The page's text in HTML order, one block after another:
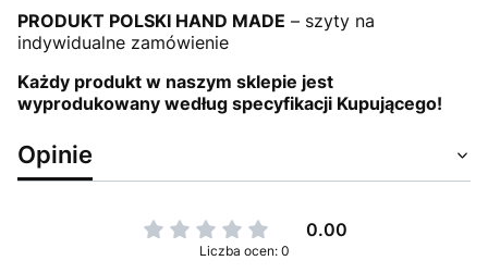
PRODUKT POLSKI HAND MADE – szyty na
indywidualne zamówienie
Każdy produkt w naszym sklepie jest
wyprodukowany według specyfikacji Kupującego!
Opinie
0.00
Liczba ocen: 0